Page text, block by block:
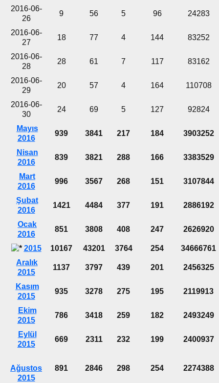
2016-06-
26
9 56 5 96 24283
2016-06-
27
18 77 4 144 83252
2016-06-
28
28 61 7 117 83162
2016-06-
29
20 57 4 164 110708
2016-06-
30
24 69 5 127 92824
Mayıs
2016
939 3841 217 184 3903252
Nisan
2016
839 3821 288 166 3383529
Mart
2016
996 3567 268 151 3107844
Şubat
2016
1421 4484 377 191 2886192
Ocak
2016
851 3808 408 247 2626920
2015 10167 43201 3764 254
34666761
Aralık
2015
1137 3797 439 201 2456325
Kasım
2015
935 3278 275 195 2119913
Ekim
2015
786 3418 259 182 2493249
Eylül
2015
669 2311 232 199 2400937
Ağustos
2015
891 2846 298 254 2274388